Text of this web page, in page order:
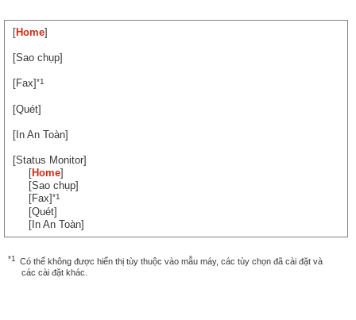
[Home]
[Sao chụp]
[Fax]*1
[Quét]
[In An Toàn]
[Status Monitor]
[Home]
[Sao chụp]
[Fax]*1
[Quét]
[In An Toàn]
*1
Có thể không được hiển thị tùy thuộc vào mẫu máy, các tùy chọn đã cài đặt và
các cài đặt khác.